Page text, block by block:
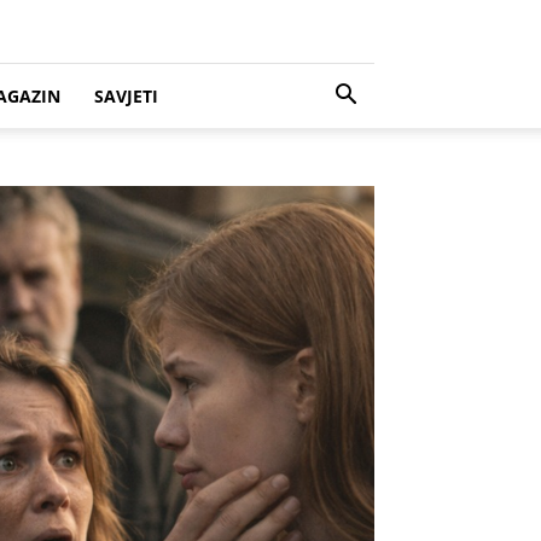
SAVJETI